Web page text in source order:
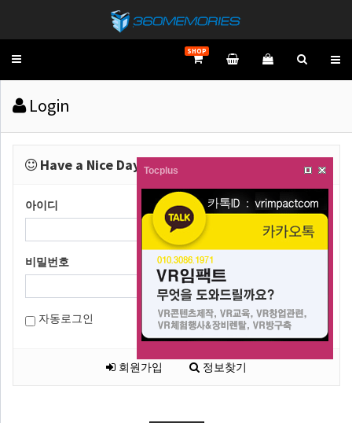
Toggle
SHOP
Login
Have a Nice Day!
아이디
비밀번호
자동로그인 Sign In
회원가입 정보찾기
Tocplus